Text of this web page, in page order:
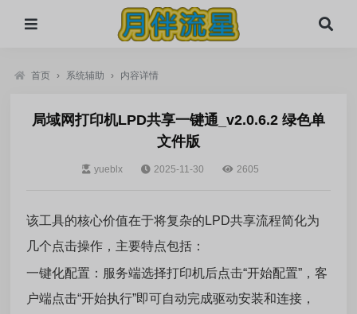
首页 › 系统辅助 › 内容详情
局域网打印机LPD共享一键通_v2.0.6.2 绿色单
文件版
yueblx 2025-11-30 2605
该工具的核心价值在于将复杂的LPD共享流程简化为
几个点击操作，主要特点包括：
‌一键化配置‌：服务端选择打印机后点击“开始配置”，客
户端点击“开始执行”即可自动完成驱动安装和连接，